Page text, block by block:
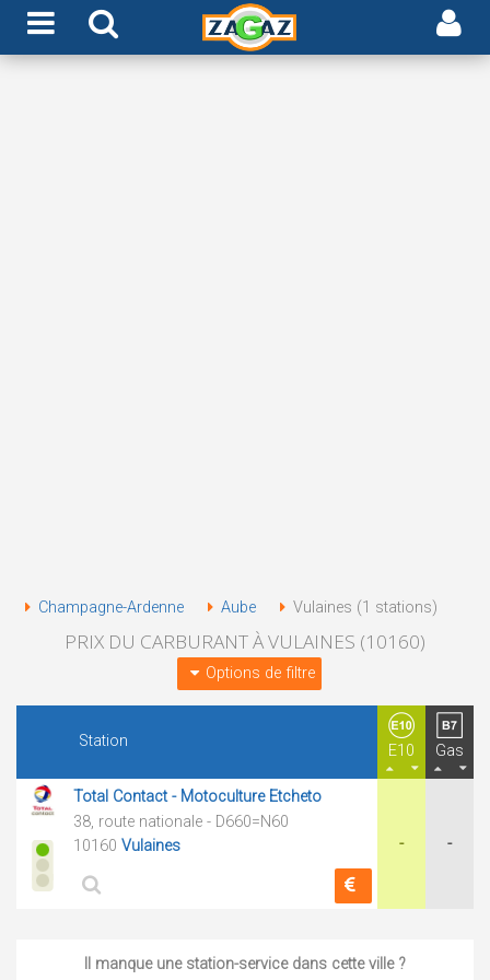
Champagne-Ardenne Aube Vulaines (1 stations)
PRIX DU CARBURANT À VULAINES (10160)
Options de filtre
Station
E10 Gas
Total Contact - Motoculture Etcheto
38, route nationale - D660=N60
10160 Vulaines - -
Il manque une station-service dans cette ville ?